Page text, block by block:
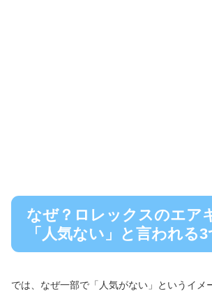
なぜ？ロレックスのエア
「人気ない」と言われる
では、なぜ一部で「人気がない」というイメ